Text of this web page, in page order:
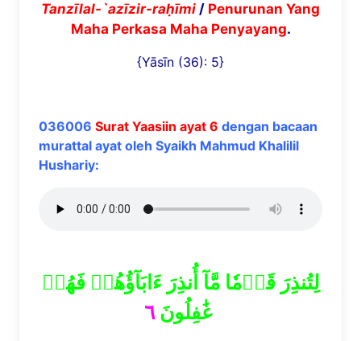
Tanzīlal-`azīzir-raḥīmi / Penurunan Yang
Maha Perkasa Maha Penyayang.
{Yāsīn (36): 5}
036006 Surat Yaasiin ayat 6 dengan bacaan
murattal ayat oleh Syaikh Mahmud Khalilil
Hushariy:
لِتُنذِرَ قَوۡمٗا مَّآ أُنذِرَ ءَابَآؤُهُمۡ فَهُمۡ
غَٰفِلُونَ٦